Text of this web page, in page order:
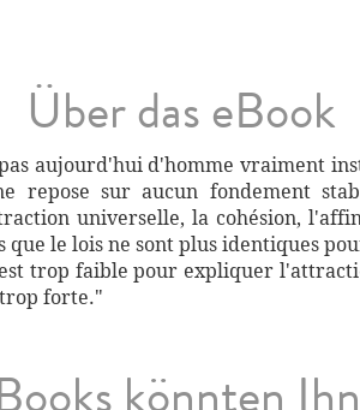
Über das eBook
aujourd'hui d'homme vraiment
repose sur aucun fondement
universelle, la cohésion,
le lois ne sont plus identiques
trop faible pour expliquer
forte."